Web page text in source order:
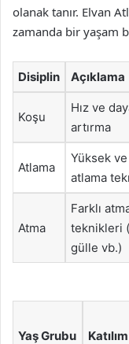
olanak tanır. Elvan
zamanda bir yaşam
Disiplin Açıklama
Koşu
Hız ve
artırma
Atlama
Yüksek
atlama
Atma
Farklı
teknikleri
gülle vb.)
Yaş Grubu